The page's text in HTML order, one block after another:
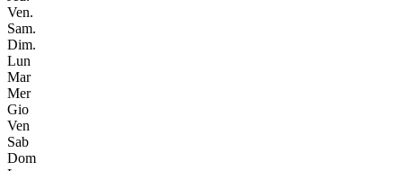
Ven.
Sam.
Dim.
Lun
Mar
Mer
Gio
Ven
Sab
Dom